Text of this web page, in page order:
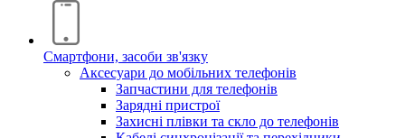
Смартфони, засоби зв'язку
Аксесуари до мобільних телефонів
Запчастини для телефонів
Зарядні пристрої
Захисні плівки та скло до телефонів